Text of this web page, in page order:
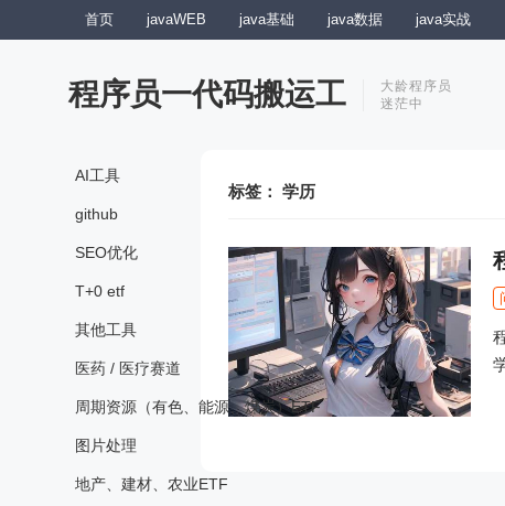
首页 javaWEB java基础 java数据 java实战
程序员一代码搬运工
大龄程序员
迷茫中
AI工具
github
SEO优化
T+0 etf
其他工具
医药 / 医疗赛道
周期资源（有色、能源、煤炭）ETF
图片处理
地产、建材、农业ETF
标签： 学历